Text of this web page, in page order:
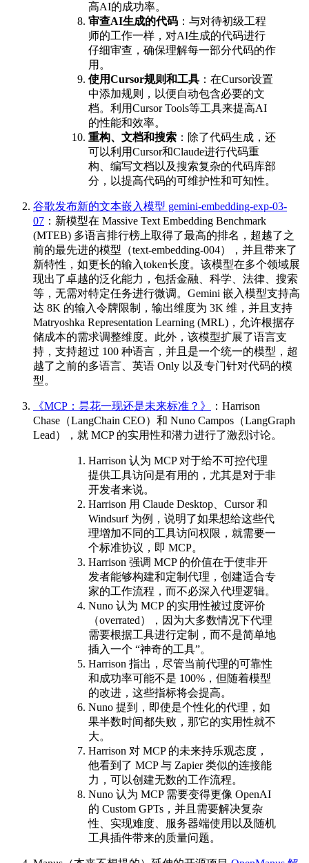
高AI的成功率。
审查AI生成的代码 ：与对待初级工程
师的工作一样，对AI生成的代码进行
仔细审查，确保理解每一部分代码的作
用。
使用Cursor规则和工具 ：在Cursor设置
中添加规则，以便自动包含必要的文
档。利用Cursor Tools等工具来提高AI
的性能和效率。
重构、文档和搜索 ：除了代码生成，还
可以利用Cursor和Claude进行代码重
构、编写文档以及搜索复杂的代码库部
分，以提高代码的可维护性和可知性。
谷歌发布新的文本嵌入模型 gemini-embedding-exp-03-
07 ：新模型在 Massive Text Embedding Benchmark
(MTEB) 多语言排行榜上取得了最高的排名，超越了之
前的最先进的模型（text-embedding-004），并且带来了
新特性，如更长的输入token长度。该模型在多个领域展
现出了卓越的泛化能力，包括金融、科学、法律、搜索
等，无需对特定任务进行微调。Gemini 嵌入模型支持高
达 8K 的输入令牌限制，输出维度为 3K 维，并且支持
Matryoshka Representation Learning (MRL)，允许根据存
储成本的需求调整维度。此外，该模型扩展了语言支
持，支持超过 100 种语言，并且是一个统一的模型，超
越了之前的多语言、英语 Only 以及专门针对代码的模
型。
《MCP：昙花一现还是未来标准？》
：Harrison
Chase（LangChain CEO）和 Nuno Campos（LangGraph
Lead），就 MCP 的实用性和潜力进行了激烈讨论。
Harrison 认为 MCP 对于给不可控代理
提供工具访问是有用的，尤其是对于非
开发者来说。
Harrison 用 Claude Desktop、Cursor 和
Windsurf 为例，说明了如果想给这些代
理增加不同的工具访问权限，就需要一
个标准协议，即 MCP。
Harrison 强调 MCP 的价值在于使非开
发者能够构建和定制代理，创建适合专
家的工作流程，而不必深入代理逻辑。
Nuno 认为 MCP 的实用性被过度评价
（overrated），因为大多数情况下代理
需要根据工具进行定制，而不是简单地
插入一个 “神奇的工具”。
Harrison 指出，尽管当前代理的可靠性
和成功率可能不是 100%，但随着模型
的改进，这些指标将会提高。
Nuno 提到，即使是个性化的代理，如
果半数时间都失败，那它的实用性就不
大。
Harrison 对 MCP 的未来持乐观态度，
他看到了 MCP 与 Zapier 类似的连接能
力，可以创建无数的工作流程。
Nuno 认为 MCP 需要变得更像 OpenAI
的 Custom GPTs，并且需要解决复杂
性、实现难度、服务器端使用以及随机
工具插件带来的质量问题。